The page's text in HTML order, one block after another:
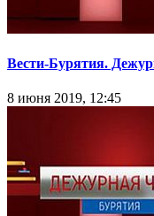
Вести-Бурятия.
8 июня 2019, 12:45